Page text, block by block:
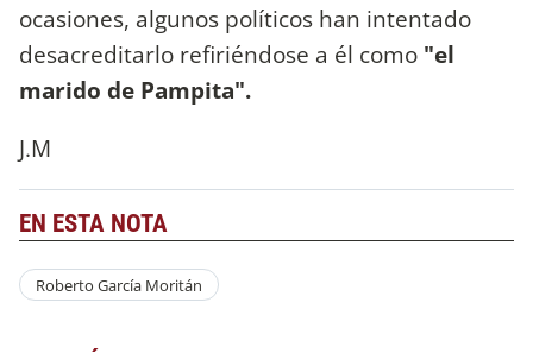
ocasiones, algunos políticos han intentado
desacreditarlo refiriéndose a él como "el
marido de Pampita".
J.M
EN ESTA NOTA
Roberto García Moritán